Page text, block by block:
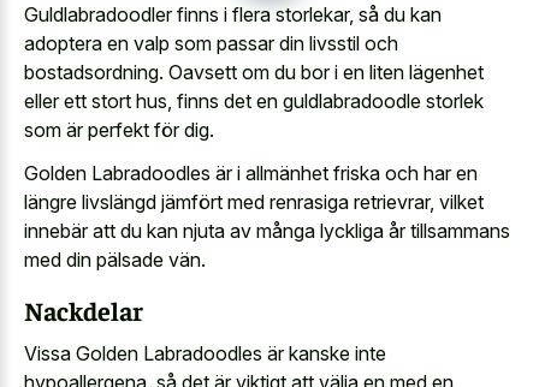
Guldlabradoodler finns i flera storlekar, så du kan
adoptera en valp som passar din livsstil och
bostadsordning. Oavsett om du bor i en liten lägenhet
eller ett stort hus, finns det en guldlabradoodle storlek
som är perfekt för dig.
Golden Labradoodles är i allmänhet friska och har en
längre livslängd jämfört med renrasiga retrievrar, vilket
innebär att du kan njuta av många lyckliga år tillsammans
med din pälsade vän.
Nackdelar
Vissa Golden Labradoodles är kanske inte
hypoallergena, så det är viktigt att välja en med en